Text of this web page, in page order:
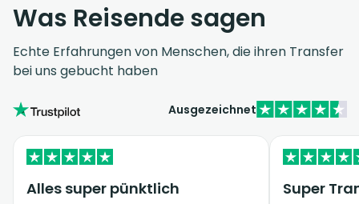
Was Reisende sagen
Echte Erfahrungen von Menschen, die ihren Transfer
bei uns gebucht haben
Ausgezeichnet
Alles super pünktlich Super